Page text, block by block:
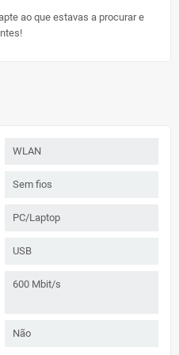
ao que estavas a procurar e
WLAN
Sem fios
PC/Laptop
USB
600 Mbit/s
Não